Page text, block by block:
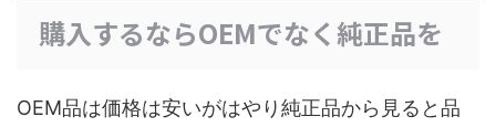
購入するならOEMでなく純正品を
OEM品は価格は安いがはやり純正品から見ると品